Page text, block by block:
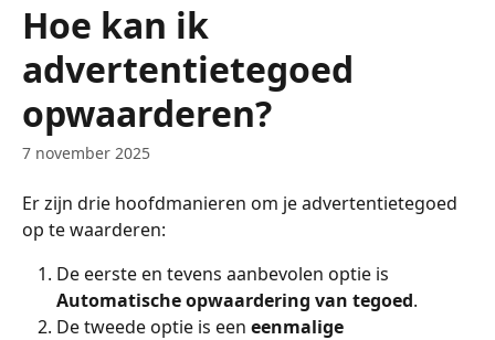
Hoe kan ik
advertentietegoed
opwaarderen?
7 november 2025
Er zijn drie hoofdmanieren om je advertentietegoed
op te waarderen:
De eerste en tevens aanbevolen optie is
Automatische opwaardering van tegoed.
De tweede optie is een eenmalige